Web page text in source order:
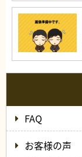
FAQ
お客様の声